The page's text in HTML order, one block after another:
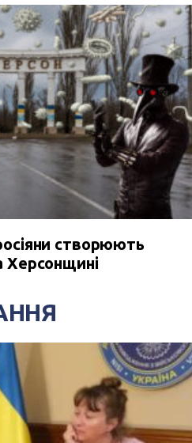
створюють
Херсонщині